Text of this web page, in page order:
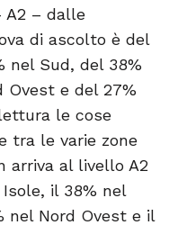
A2 – dalle
di ascolto è del
nel Sud, del 38%
Ovest e del 27%
le cose
tra le varie zone
arriva al livello A2
il 38% nel
nel Nord Ovest e il